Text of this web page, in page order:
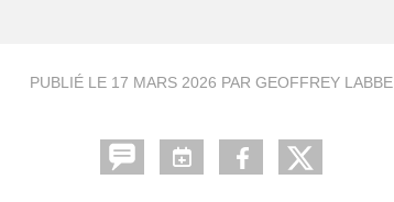
PUBLIÉ LE 17 MARS 2026 PAR GEOFFREY LABBE